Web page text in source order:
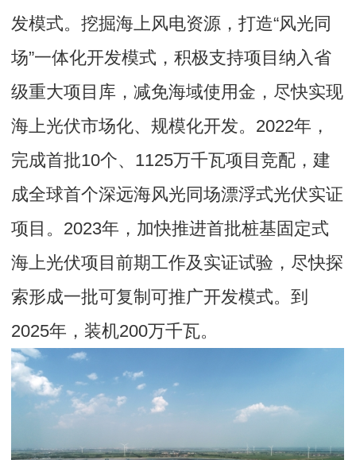
发模式。挖掘海上风电资源，打造“风光同
场”一体化开发模式，积极支持项目纳入省
级重大项目库，减免海域使用金，尽快实现
海上光伏市场化、规模化开发。2022年，
完成首批10个、1125万千瓦项目竞配，建
成全球首个深远海风光同场漂浮式光伏实证
项目。2023年，加快推进首批桩基固定式
海上光伏项目前期工作及实证试验，尽快探
索形成一批可复制可推广开发模式。到
2025年，装机200万千瓦。